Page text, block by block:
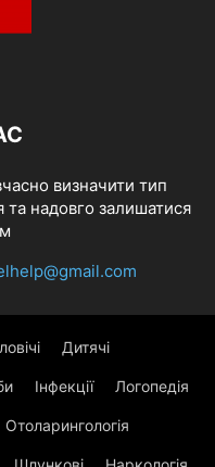
визначити тип
та надовго залишатися
Дитячі
Інфекції Логопедія
Отоларингологія